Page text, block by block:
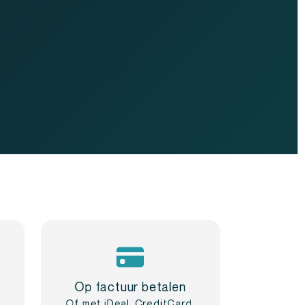
Op factuur betalen